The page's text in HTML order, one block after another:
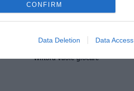
CONFIRM
Data Deletion Data Access
Wiltord vuole giocare